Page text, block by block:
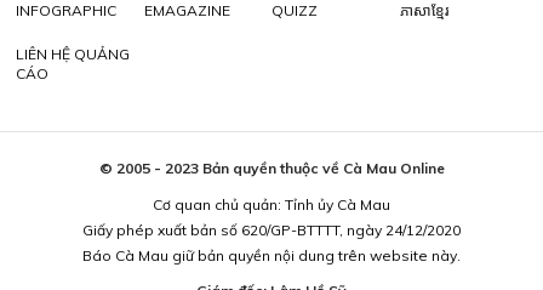
INFOGRAPHIC EMAGAZINE QUIZZ ភាសាខ្មែរ
LIÊN HỆ QUẢNG
CÁO
© 2005 - 2023 Bản quyền thuộc về Cà Mau Online
Cơ quan chủ quản: Tỉnh ủy Cà Mau
Giấy phép xuất bản số 620/GP-BTTTT, ngày 24/12/2020
Báo Cà Mau giữ bản quyền nội dung trên website này.